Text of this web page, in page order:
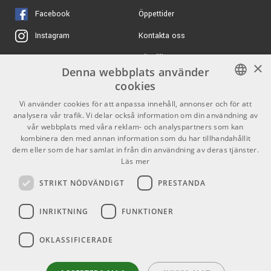
ARTIKELNUMMER 1001928
130 kr/st
Toontrack EZdrummer
3
ARTIKELNUMMER 1076272
1649 kr/st
ARTIKELNUMMER 1098423
Facebook
Instagram
X
Youtube
TikTok
Öppettider
Kontakta oss
Köpvillkor
Butiken
Varumärken
GDPR & Cookies
Partners Kontakt
Info
Mån-Fre: 10.00-18.00
Helgdagar
SWEDISH
ENGLISH
×
Denna webbplats använder
cookies
Vi använder cookies för att anpassa innehåll, annonser och för att
analysera vår trafik. Vi delar också information om din användning av
vår webbplats med våra reklam- och analyspartners som kan
kombinera den med annan information som du har tillhandahållit
dem eller som de har samlat in från din användning av deras tjänster.
Läs mer
STRIKT NÖDVÄNDIGT PRESTANDA
INRIKTNING FUNKTIONER
OKLASSIFICERADE